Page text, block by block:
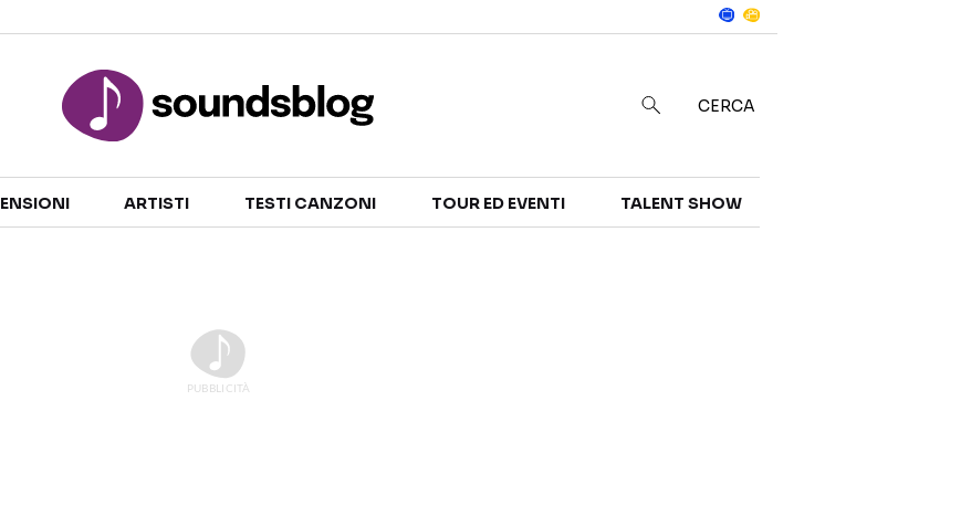
TALENT SHOW
CERCA
ARTISTI TESTI CANZONI TOUR ED EVENTI TALENT SHOW